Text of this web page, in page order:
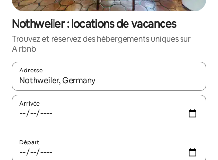
Nothweiler : locations de vacances
Trouvez et réservez des hébergements uniques sur
Airbnb
Adresse
Lorsque les résultats s'affichent, utilisez les flèches vers le
Arrivée
Départ